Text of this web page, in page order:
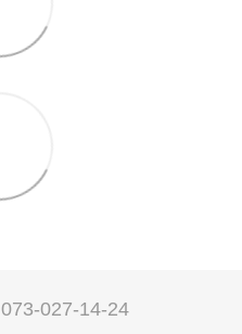
073-027-14-24